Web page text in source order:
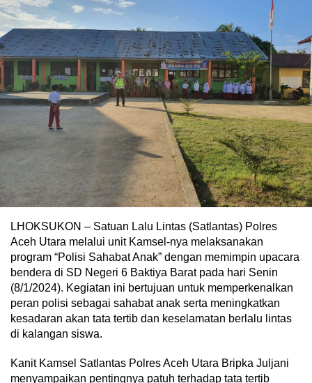
LHOKSUKON – Satuan Lalu Lintas (Satlantas) Polres
Aceh Utara melalui unit Kamsel-nya melaksanakan
program “Polisi Sahabat Anak” dengan memimpin upacara
bendera di SD Negeri 6 Baktiya Barat pada hari Senin
(8/1/2024). Kegiatan ini bertujuan untuk memperkenalkan
peran polisi sebagai sahabat anak serta meningkatkan
kesadaran akan tata tertib dan keselamatan berlalu lintas
di kalangan siswa.
Kanit Kamsel Satlantas Polres Aceh Utara Bripka Juljani
menyampaikan pentingnya patuh terhadap tata tertib